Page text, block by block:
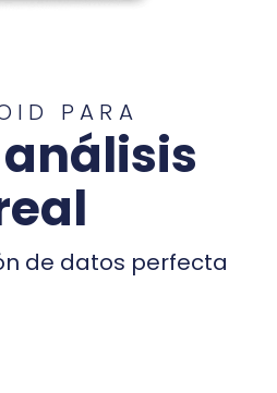
PARA
de datos perfecta